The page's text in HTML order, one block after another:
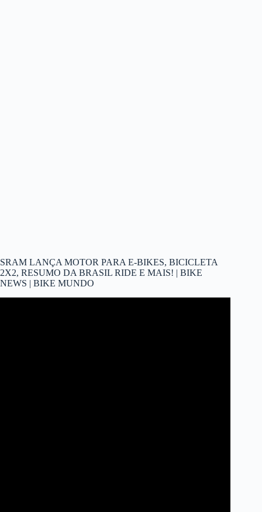
SRAM LANÇA MOTOR PARA E-BIKES, BICICLETA
2X2, RESUMO DA BRASIL RIDE E MAIS! | BIKE
NEWS | BIKE MUNDO